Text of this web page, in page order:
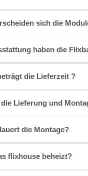
sich die
haben die
die Lieferzeit ?
Lieferung und
die Montage?
flixhouse beheizt?